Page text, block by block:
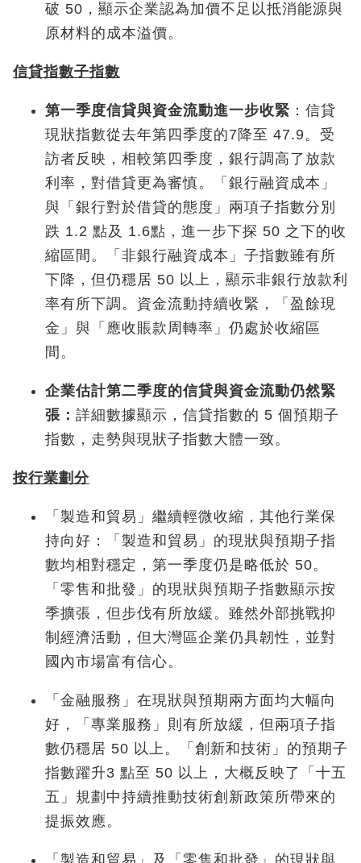
破 50，顯示企業認為加價不足以抵消能源與
原材料的成本溢價。
信貸指數子指數
第一季度信貸與資金流動進一步收緊 ：信貸
現狀指數從去年第四季度的7降至 47.9。受
訪者反映，相較第四季度，銀行調高了放款
利率，對借貸更為審慎。「銀行融資成本」
與「銀行對於借貸的態度」兩項子指數分別
跌 1.2 點及 1.6點，進一步下探 50 之下的收
縮區間。「非銀行融資成本」子指數雖有所
下降，但仍穩居 50 以上，顯示非銀行放款利
率有所下調。資金流動持續收緊，「盈餘現
金」與「應收賬款周轉率」仍處於收縮區
間。
企業估計第二季度的信貸與資金流動仍然緊
張： 詳細數據顯示，信貸指數的 5 個預期子
指數，走勢與現狀子指數大體一致。
按行業劃分
「製造和貿易」繼續輕微收縮，其他行業保
持向好：「製造和貿易」的現狀與預期子指
數均相對穩定，第一季度仍是略低於 50。
「零售和批發」的現狀與預期子指數顯示按
季擴張，但步伐有所放緩。雖然外部挑戰抑
制經濟活動，但大灣區企業仍具韌性，並對
國內市場富有信心。
「金融服務」在現狀與預期兩方面均大幅向
好，「專業服務」則有所放緩，但兩項子指
數仍穩居 50 以上。「創新和技術」的預期子
指數躍升3 點至 50 以上，大概反映了「十五
五」規劃中持續推動技術創新政策所帶來的
提振效應。